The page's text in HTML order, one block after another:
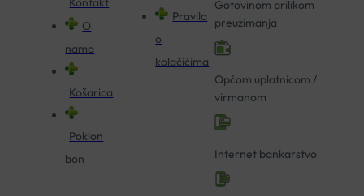
O
nama
Košarica
Poklon
bon
Pravila
o
kolačićima
Gotovinom prilikom
preuzimanja
Općom uplatnicom /
virmanom
Internet bankarstvo